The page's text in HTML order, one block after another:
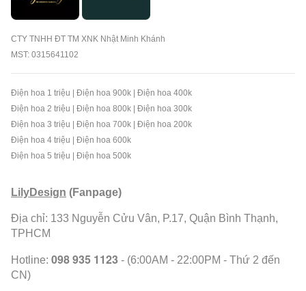
CTY TNHH ĐT TM XNK Nhật Minh Khánh
MST: 0315641102
Điện hoa 1 triệu | Điện hoa 900k | Điện hoa 400k
Điện hoa 2 triệu | Điện hoa 800k | Điện hoa 300k
Điện hoa 3 triệu | Điện hoa 700k | Điện hoa 200k
Điện hoa 4 triệu | Điện hoa 600k
Điện hoa 5 triệu | Điện hoa 500k
LilyDesign (Fanpage)
Địa chỉ: 133 Nguyễn Cửu Vân, P.17, Quận Bình Thạnh,
TPHCM
Hotline: 098 935 1123 - (6:00AM - 22:00PM - Thứ 2 đến
CN)